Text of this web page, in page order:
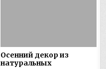
Осенний декор из
натуральных